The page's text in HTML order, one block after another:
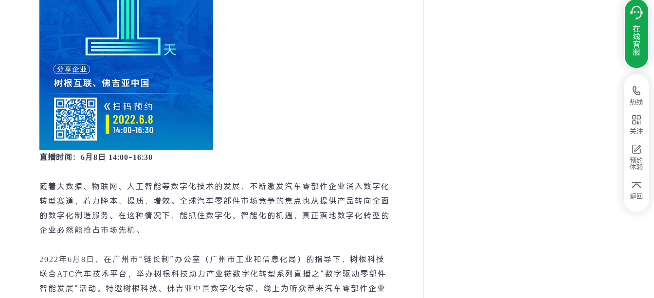
直播时间： 6月 8 日 14:00-16:30
随着大数据、物联网、人工智能等数字化技术的发展，不断激发汽车零部件企业涌入数字化
转型赛道，着力降本、提质、增效。全球汽车零部件市场竞争的焦点也从提供产品转向全面
的数字化制造服务。在这种情况下，能抓住数字化、智能化的机遇，真正落地数字化转型的
企业必然能抢占市场先机。
2022年6月 8 日，在广州市 “链长制 ” 办公室（广州市工业和信息化局）的指导下，树根科技
联合ATC汽车技术平台，举办树根科技助力产业链数字化转型系列直播之 “ 数字驱动零部件
智能发展 ” 活动。特邀树根科技、佛吉亚中国数字化专家，线上为听众带来汽车零部件企业
在
线
客
服
热线
关注
预约
体验
返回